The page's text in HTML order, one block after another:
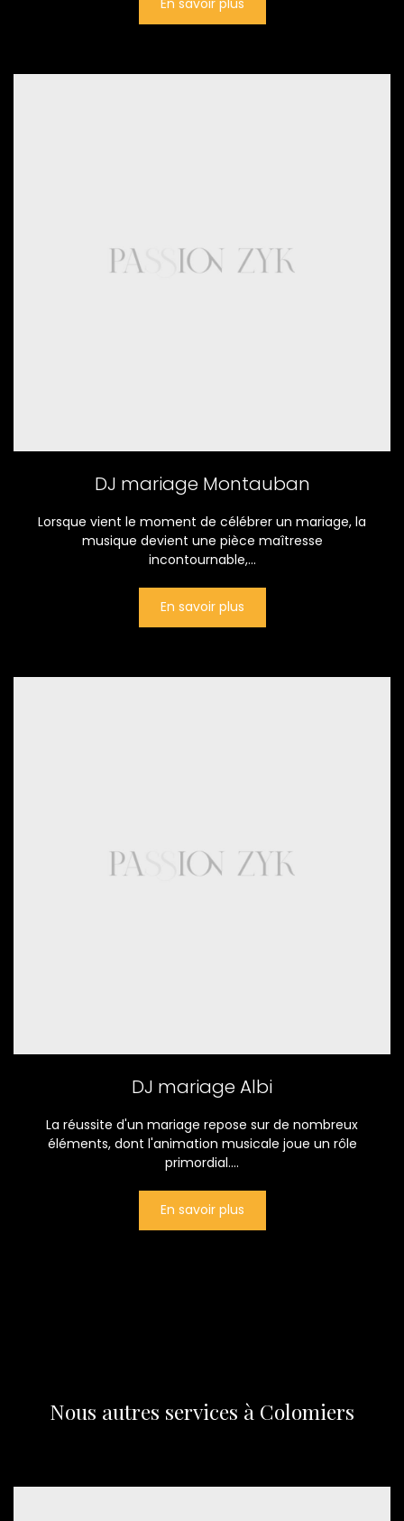
En savoir plus
DJ mariage Montauban
Lorsque vient le moment de célébrer un mariage, la
musique devient une pièce maîtresse
incontournable,...
En savoir plus
DJ mariage Albi
La réussite d'un mariage repose sur de nombreux
éléments, dont l'animation musicale joue un rôle
primordial....
En savoir plus
Nous autres services à Colomiers